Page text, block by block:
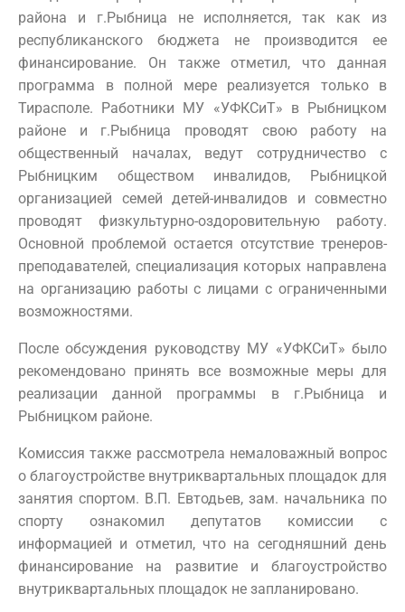
района и г.Рыбница не исполняется, так как из
республиканского бюджета не производится ее
финансирование. Он также отметил, что данная
программа в полной мере реализуется только в
Тирасполе. Работники МУ «УФКСиТ» в Рыбницком
районе и г.Рыбница проводят свою работу на
общественный началах, ведут сотрудничество с
Рыбницким обществом инвалидов, Рыбницкой
организацией семей детей-инвалидов и совместно
проводят физкультурно-оздоровительную работу.
Основной проблемой остается отсутствие тренеров-
преподавателей, специализация которых направлена
на организацию работы с лицами с ограниченными
возможностями.
После обсуждения руководству МУ «УФКСиТ» было
рекомендовано принять все возможные меры для
реализации данной программы в г.Рыбница и
Рыбницком районе.
Комиссия также рассмотрела немаловажный вопрос
о благоустройстве внутриквартальных площадок для
занятия спортом. В.П. Евтодьев, зам. начальника по
спорту ознакомил депутатов комиссии с
информацией и отметил, что на сегодняшний день
финансирование на развитие и благоустройство
внутриквартальных площадок не запланировано.